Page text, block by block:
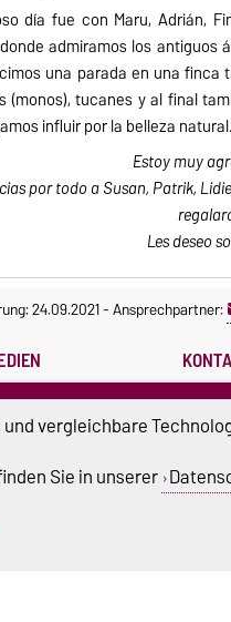
día fue con Maru, Adrián,
admiramos los antiguos
una parada en una finca
(monos), tucanes y al final
influir por la belleza natural.
Estoy muy
por todo a Susan, Patrik,
Les deseo
24.09.2021-Ansprechpartner:
Otto-
39104
vergleichbare
Sie in unserer